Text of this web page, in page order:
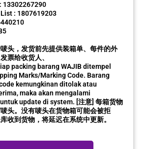
13302267290
: 1807619203
头，发货前先提供装箱单、每件的外
票给收货人、
packing barang WAJIB ditempel
Marks/Marking Code. Barang
kemungkinan ditolak atau
maka akan mengalami
update di system. [注意] 每箱货物
头。没有唛头在货物箱可能会被拒
收到货物，将延迟在系统中更新。